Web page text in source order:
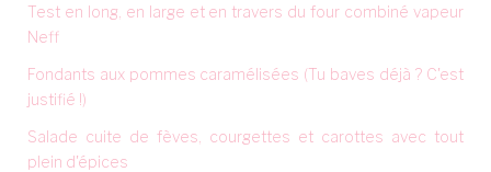
Test en long, en large et en travers du four combiné vapeur
Neff
Fondants aux pommes caramélisées (Tu baves déjà ? C'est
justifié !)
Salade cuite de fèves, courgettes et carottes avec tout
plein d'épices